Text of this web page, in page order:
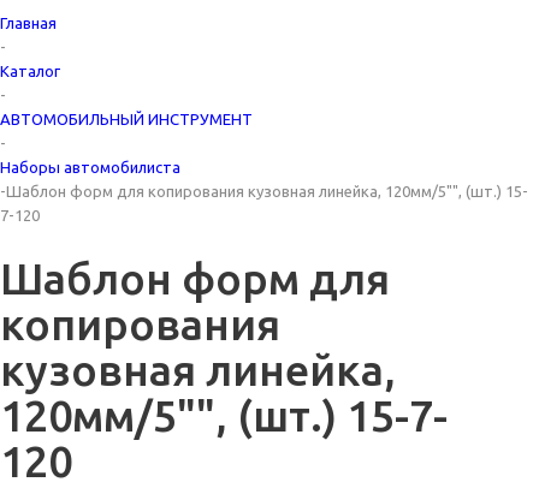
Главная
-
Каталог
-
АВТОМОБИЛЬНЫЙ ИНСТРУМЕНТ
-
Наборы автомобилиста
-Шаблон форм для копирования кузовная линейка, 120мм/5"", (шт.) 15-
7-120
Шаблон форм для
копирования
кузовная линейка,
120мм/5"", (шт.) 15-7-
120